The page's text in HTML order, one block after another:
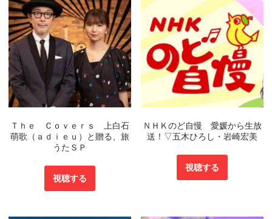
Ｔｈｅ Ｃｏｖｅｒｓ 上白石
萌歌（ａｄｉｅｕ）と贈る、旅
うたＳＰ
視聴する
ＮＨＫのど自慢 愛媛から生放
送！▽五木ひろし・岩崎宏美
視聴する